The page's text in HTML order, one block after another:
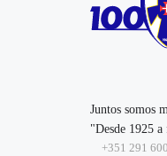
Juntos somos
"Desde 1925
+351 291